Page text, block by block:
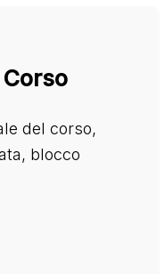
del corso,
blocco